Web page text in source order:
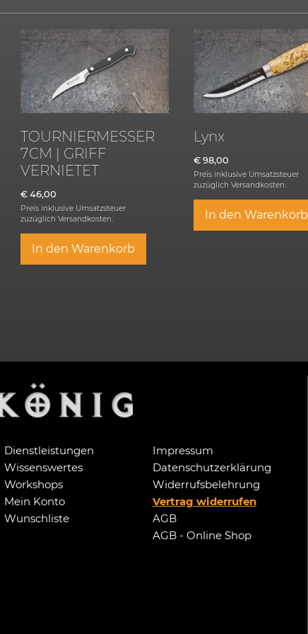
TOURNIERMESSER
7CM | GRIFF
VERNIETET
€ 46,00
Preis inklusive Umsatzsteuer
zuzüglichVersandkosten.
In den Warenkorb
Lynx
€ 98,00
Preis inklusive Umsatzsteuer
zuzüglichVersandkosten.
In den Warenkorb
Dienstleistungen
Wissenswertes
Workshops
Mein Konto
Wunschliste
Impressum
Datenschutzerklärung
Widerrufsbelehrung
Vertrag widerrufen
AGB
AGB - Online Shop